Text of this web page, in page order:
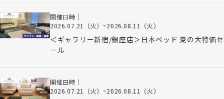
開催日時｜
2026.07.21（火） ~2026.08.11（火）
＜ギャラリー新宿/銀座店＞日本ベッド 夏の大特価セ
ール
開催日時｜
2026.07.21（火） ~2026.08.11（火）